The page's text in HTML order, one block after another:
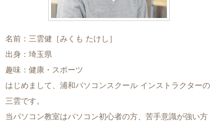
名前：三雲健［みくも たけし］
出身：埼玉県
趣味：健康・スポーツ
はじめまして、浦和パソコンスクール インストラクターの
三雲です。
当パソコン教室はパソコン初心者の方、苦手意識が強い方